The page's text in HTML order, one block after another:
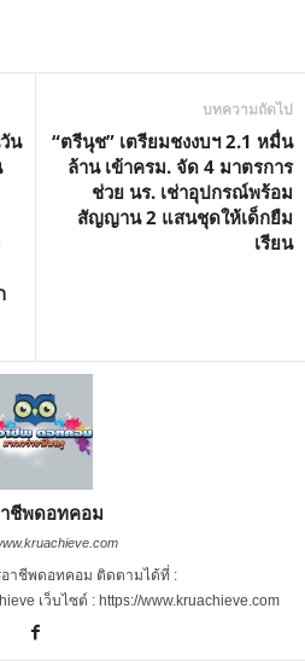
น
บทความถัดไป
“ตรีนุช” เตรียมชงงบฯ 2.1 หมื่น
ล้าน เข้าครม. จัด 4 มาตรการ
ช่วย นร. เช่าอุปกรณ์พร้อม
สัญญาน 2 แสนชุดให้เด็กยืม
เรียน
ชีพดอทคอม
าชีพดอทคอม ติดตามได้ที่ :
เว็บไซต์ : https://www.kruachieve.com